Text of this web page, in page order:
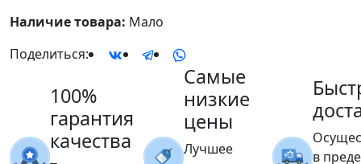
Наличие товара: Мало
Поделиться:
100%
гарантия
качества
Самые
низкие
цены
Лучшее
в